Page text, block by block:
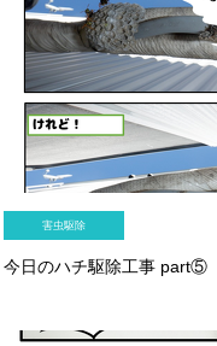
害虫駆除
今日のハチ駆除工事 part⑤